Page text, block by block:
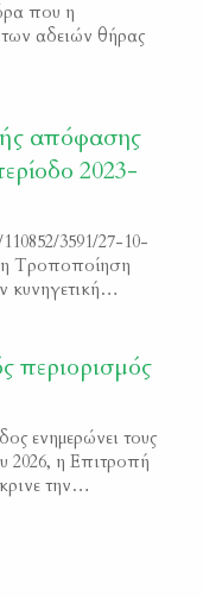
που η
αδειών θήρας
απόφασης
2023-
3591/27-10-
Τροποποίηση
κυνηγετική
περιορισμός
ενημερώνει τους
2026, η Επιτροπή
την